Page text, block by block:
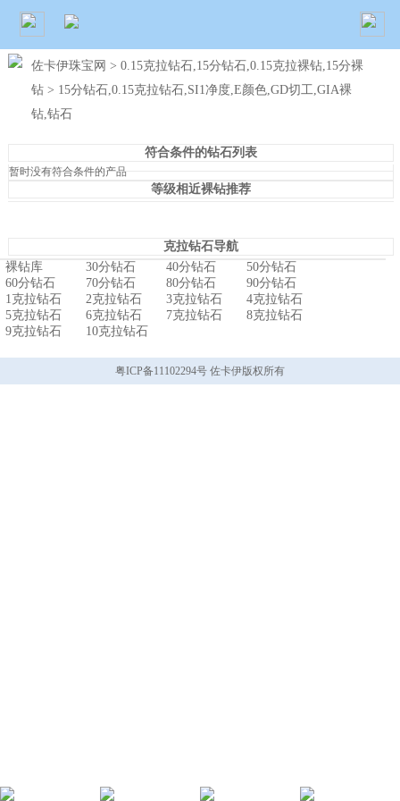
佐卡伊珠宝网 > 0.15克拉钻石,15分钻石,0.15克拉裸钻,15分裸
钻 > 15分钻石,0.15克拉钻石,SI1净度,E颜色,GD切工,GIA裸
钻,钻石
符合条件的钻石列表
暂时没有符合条件的产品
等级相近裸钻推荐
克拉钻石导航
裸钻库
30分钻石 40分钻石
50分钻石
60分钻石
70分钻石 80分钻石
90分钻石
1克拉钻石
2克拉钻石 3克拉钻石
4克拉钻石
5克拉钻石
6克拉钻石 7克拉钻石
8克拉钻石
9克拉钻石
10克拉钻石
粤ICP备11102294号 佐卡伊版权所有